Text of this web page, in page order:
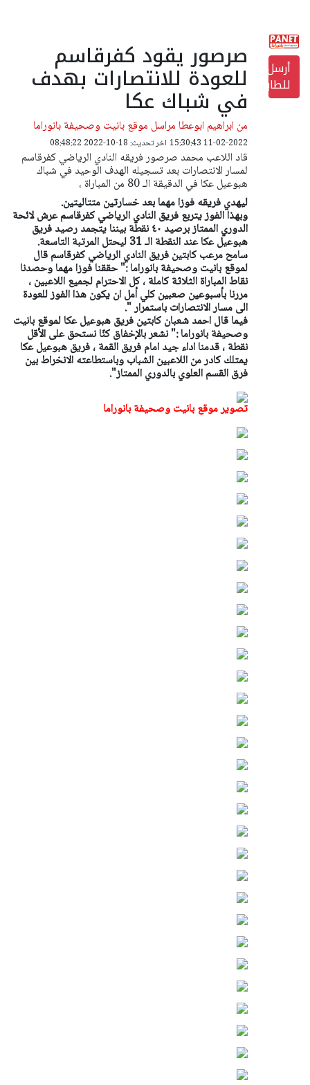
أرسل
للطابعة
صرصور يقود كفرقاسم
للعودة للانتصارات بهدف
في شباك عكا
من ابراهيم ابوعطا مراسل موقع بانيت وصحيفة بانوراما
11-02-2022 15:30:43 اخر تحديث: 18-10-2022 08:48:22
قاد اللاعب محمد صرصور فريقه النادي الرياضي كفرقاسم
لمسار الانتصارات بعد تسجيله الهدف الوحيد في شباك
هبوعيل عكا في الدقيقة الـ 80 من المباراة ،
ليهدي فريقه فوزا مهما بعد خسارتين متتاليتين.
وبهذا الفوز يتربع فريق النادي الرياضي كفرقاسم عرش لائحة
الدوري الممتاز برصيد ٤٠ نقطة بيننا يتجمد رصيد فريق
هبوعيل عكا عند النقطة الـ 31 ليحتل المرتبة التاسعة.
سامح مرعب كابتين فريق النادي الرياضي كفرقاسم قال
لموقع بانيت وصحيفة بانوراما :" حققنا فوزا مهما وحصدنا
نقاط المباراة الثلاثة كاملة ، كل الاحترام لجميع اللاعبين ،
مررنا بأسبوعين صعبين كلي أمل ان يكون هذا الفوز للعودة
الى مسار الانتصارات باستمرار ".
فيما قال احمد شعبان كابتين فريق هبوعيل عكا لموقع بانيت
وصحيفة بانوراما :" نشعر بالإخفاق كنّا نستحق على الأقل
نقطة ، قدمنا اداء جيد امام فريق القمة ، فريق هبوعيل عكا
يمتلك كادر من اللاعبين الشباب وباستطاعته الانخراط بين
فرق القسم العلوي بالدوري الممتاز".
تصوير موقع بانيت وصحيفة بانوراما